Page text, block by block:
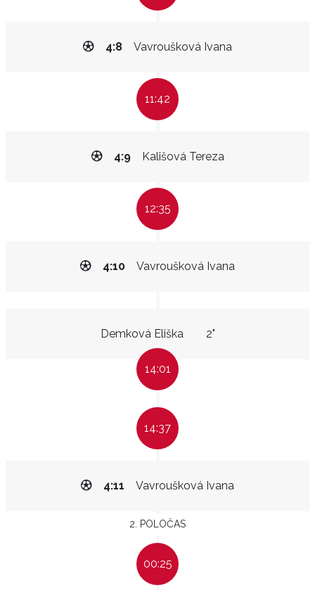
Vavroušková Ivana
4:8
11:42
Kališová Tereza
4:9
12:35
Vavroušková Ivana
4:10
Demková Eliška 2"
14:01
14:37
Vavroušková Ivana
4:11
2. POLOČAS
00:25